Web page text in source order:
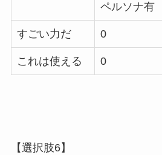
ペルソナ有
すごい力だ 0
これは使える 0
【選択肢6】